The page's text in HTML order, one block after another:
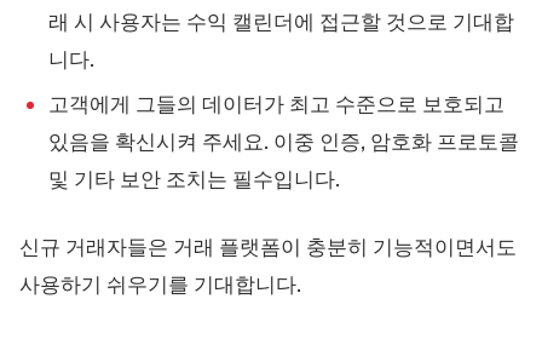
래 시 사용자는 수익 캘린더에 접근할 것으로 기대합
니다.
고객에게 그들의 데이터가 최고 수준으로 보호되고
있음을 확신시켜 주세요. 이중 인증, 암호화 프로토콜
및 기타 보안 조치는 필수입니다.
신규 거래자들은 거래 플랫폼이 충분히 기능적이면서도
사용하기 쉬우기를 기대합니다.